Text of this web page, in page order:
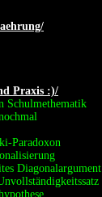
Praxis :)/
Schulmethematik
Paradoxon
Diagonalargument